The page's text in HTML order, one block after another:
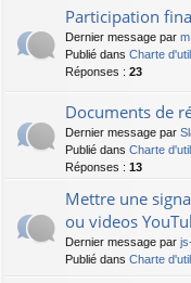
Participation
Dernier message par
Publié dans Charte
Réponses : 23
Documents de
Dernier message par
Publié dans Charte
Réponses : 13
Mettre une
ou videos
Dernier message par
Publié dans Charte